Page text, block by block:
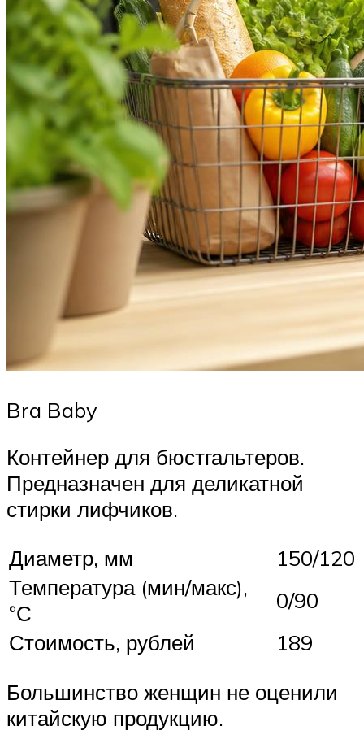
Bra Baby
Контейнер для бюстгальтеров.
Предназначен для деликатной
стирки лифчиков.
Диаметр, мм
150/120
Температура (мин/макс),
°С
0/90
Стоимость, рублей
189
Большинство женщин не оценили
китайскую продукцию.